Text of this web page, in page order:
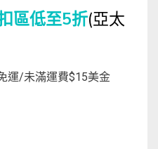
區低至5折(亞太
運/未滿運費$15美金